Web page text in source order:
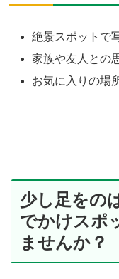
絶景スポットで
家族や友人との
お気に入りの場
少し足をの
でかけスポ
ませんか？